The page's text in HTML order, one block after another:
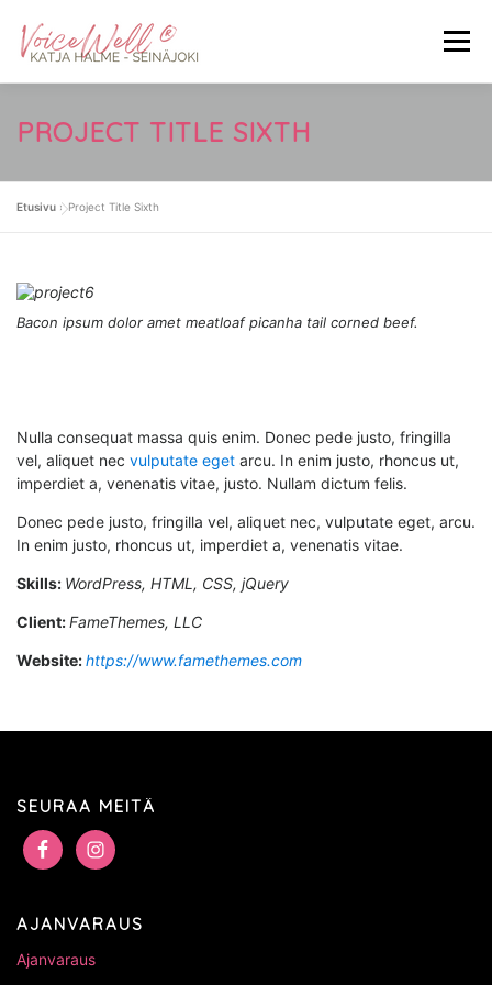
sisältöön
Valikko
ETUSIVU MITÄ ON VOICEWELL®
KOKEMUKSIA HOIDOSTA
YHTEYSTIEDOT
PROJECT TITLE SIXTH
Etusivu »Project Title Sixth
Bacon ipsum dolor amet meatloaf picanha tail corned beef.
Nulla consequat massa quis enim. Donec pede justo, fringilla
vel, aliquet nec vulputate eget arcu. In enim justo, rhoncus ut,
imperdiet a, venenatis vitae, justo. Nullam dictum felis.
Donec pede justo, fringilla vel, aliquet nec, vulputate eget, arcu.
In enim justo, rhoncus ut, imperdiet a, venenatis vitae.
Skills: WordPress, HTML, CSS, jQuery
Client:FameThemes, LLC
Website:https://www.famethemes.com
SEURAA MEITÄ
AJANVARAUS
Ajanvaraus